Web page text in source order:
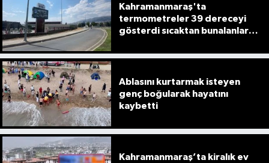
Kahramanmaraş'ta
termometreler 39 dereceyi
gösterdi sıcaktan bunalanlar
Ablasını kurtarmak isteyen
genç boğularak hayatını
kaybetti
Kahramanmaraş’ta kiralık ev